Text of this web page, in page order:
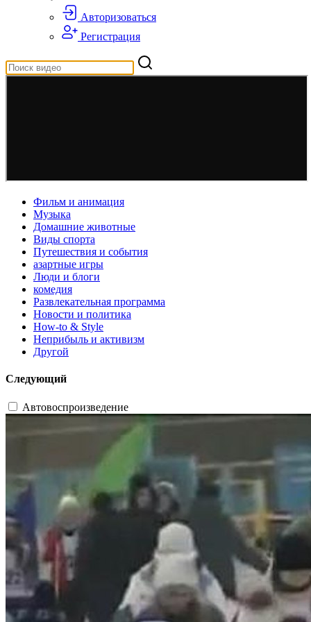
Авторизоваться
Регистрация
Фильм и анимация
Музыка
Домашние животные
Виды спорта
Путешествия и события
азартные игры
Люди и блоги
комедия
Развлекательная программа
Новости и политика
How-to & Style
Неприбыль и активизм
Другой
Следующий
Автовоспроизведение